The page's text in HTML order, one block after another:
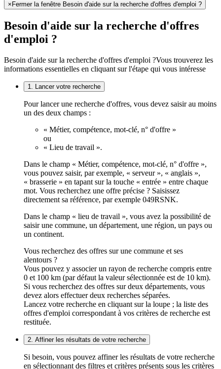
× Fermer la fenêtre Besoin d'aide sur la recherche d'offres d'emploi ?
Besoin d'aide sur la recherche d'offres
d'emploi ?
Besoin d'aide sur la recherche d'offres d'emploi ?Vous trouverez les
informations essentielles en cliquant sur l'étape qui vous intéresse
1. Lancer votre recherche
Pour lancer une recherche d'offres, vous devez saisir au moins
un des deux champs :
« Métier, compétence, mot-clé, n° d'offre »
ou
« Lieu de travail ».
Dans le champ « Métier, compétence, mot-clé, n° d'offre »,
vous pouvez saisir, par exemple, « serveur », « anglais »,
« brasserie » en tapant sur la touche « entrée » entre chaque
mot. Vous recherchez une offre précise ? Saisissez
directement sa référence, par exemple 049RSNK.
Dans le champ « lieu de travail », vous avez la possibilité de
saisir une commune, un département, une région, un pays ou
un continent.
Vous recherchez des offres sur une commune et ses
alentours ?
Vous pouvez y associer un rayon de recherche compris entre
0 et 100 km (par défaut la valeur sélectionnée est de 10 km).
Si vous recherchez des offres sur deux départements, vous
devez alors effectuer deux recherches séparées.
Lancez votre recherche en cliquant sur la loupe ; la liste des
offres d'emploi correspondant à vos critères de recherche est
restituée.
2. Affiner les résultats de votre recherche
Si besoin, vous pouvez affiner les résultats de votre recherche
en sélectionnant des filtres et critères présents sous les critères